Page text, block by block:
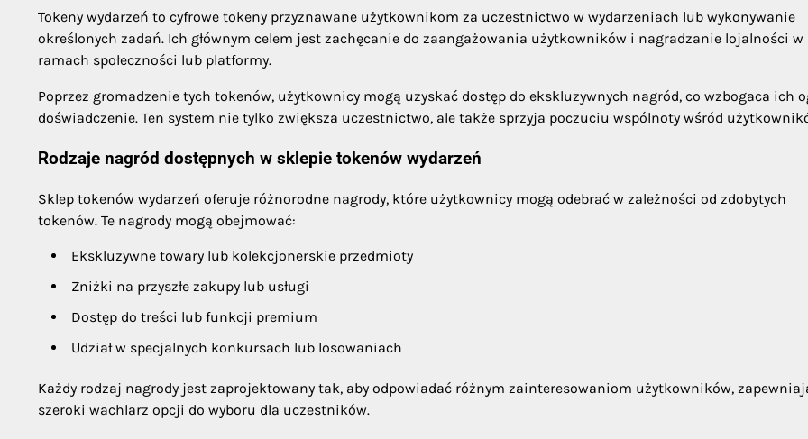
Tokeny wydarzeń to cyfrowe tokeny przyznawane użytkownikom za uczestnictwo w wydarzeniach lub wykonywanie
określonych zadań. Ich głównym celem jest zachęcanie do zaangażowania użytkowników i nagradzanie lojalności w
ramach społeczności lub platformy.
Poprzez gromadzenie tych tokenów, użytkownicy mogą uzyskać dostęp do ekskluzywnych nagród, co wzbogaca ich
doświadczenie. Ten system nie tylko zwiększa uczestnictwo, ale także sprzyja poczuciu wspólnoty wśród
Rodzaje nagród dostępnych w sklepie tokenów wydarzeń
Sklep tokenów wydarzeń oferuje różnorodne nagrody, które użytkownicy mogą odebrać w zależności od zdobytych
tokenów. Te nagrody mogą obejmować:
Ekskluzywne towary lub kolekcjonerskie przedmioty
Zniżki na przyszłe zakupy lub usługi
Dostęp do treści lub funkcji premium
Udział w specjalnych konkursach lub losowaniach
Każdy rodzaj nagrody jest zaprojektowany tak, aby odpowiadać różnym zainteresowaniom użytkowników,
szeroki wachlarz opcji do wyboru dla uczestników.